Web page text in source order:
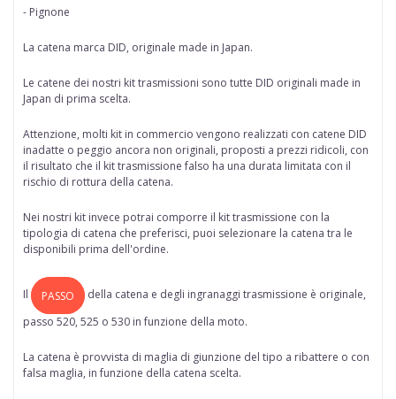
- Pignone
La catena marca DID, originale made in Japan.
Le catene dei nostri kit trasmissioni sono tutte DID originali made in
Japan di prima scelta.
Attenzione, molti kit in commercio vengono realizzati con catene DID
inadatte o peggio ancora non originali, proposti a prezzi ridicoli, con
il risultato che il kit trasmissione falso ha una durata limitata con il
rischio di rottura della catena.
Nei nostri kit invece potrai comporre il kit trasmissione con la
tipologia di catena che preferisci, puoi selezionare la catena tra le
disponibili prima dell'ordine.
Il PASSO della catena e degli ingranaggi trasmissione è originale,
passo 520, 525 o 530 in funzione della moto.
La catena è provvista di maglia di giunzione del tipo a ribattere o con
falsa maglia, in funzione della catena scelta.